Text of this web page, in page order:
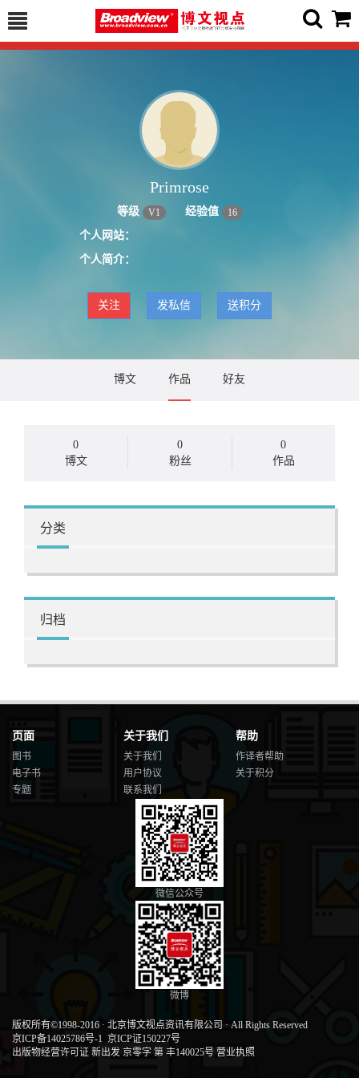
Primrose
等级 V1 经验值 16
个人网站：
个人简介：
关注 发私信 送积分
博文 作品 好友
0
博文
0
粉丝
0
作品
分类
归档
页面
图书
电子书
专题
关于我们
关于我们
用户协议
联系我们
帮助
作译者帮助
关于积分
微信公众号
微博
版权所有©1998-2016 · 北京博文视点资讯有限公司 · All Rights Reserved
京ICP备14025786号-1 京ICP证150227号
出版物经营许可证 新出发 京零字 第 丰140025号 营业执照